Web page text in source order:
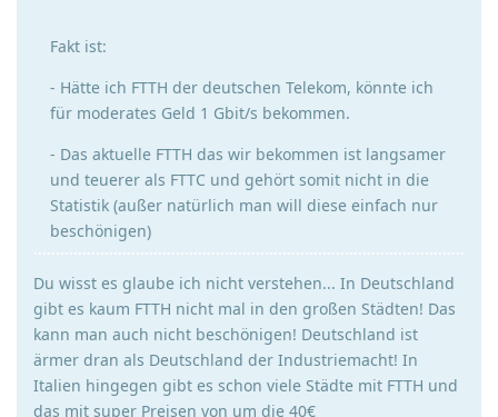
Fakt ist:
- Hätte ich FTTH der deutschen Telekom, könnte ich
für moderates Geld 1 Gbit/s bekommen.
- Das aktuelle FTTH das wir bekommen ist langsamer
und teuerer als FTTC und gehört somit nicht in die
Statistik (außer natürlich man will diese einfach nur
beschönigen)
Du wisst es glaube ich nicht verstehen... In Deutschland
gibt es kaum FTTH nicht mal in den großen Städten! Das
kann man auch nicht beschönigen! Deutschland ist
ärmer dran als Deutschland der Industriemacht! In
Italien hingegen gibt es schon viele Städte mit FTTH und
das mit super Preisen von um die 40€